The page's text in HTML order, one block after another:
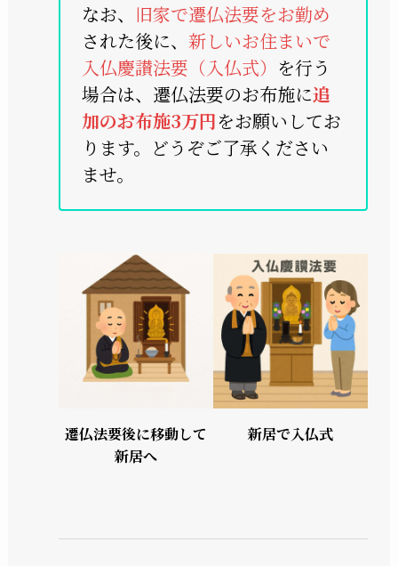
なお、 旧家で遷仏法要をお勤め
された後に、 新しいお住まいで
入仏慶讃法要（入仏式） を行う
場合は、遷仏法要のお布施に追
加のお布施3万円をお願いしてお
ります。どうぞご了承ください
ませ。
遷仏法要後に移動して
新居へ
新居で入仏式